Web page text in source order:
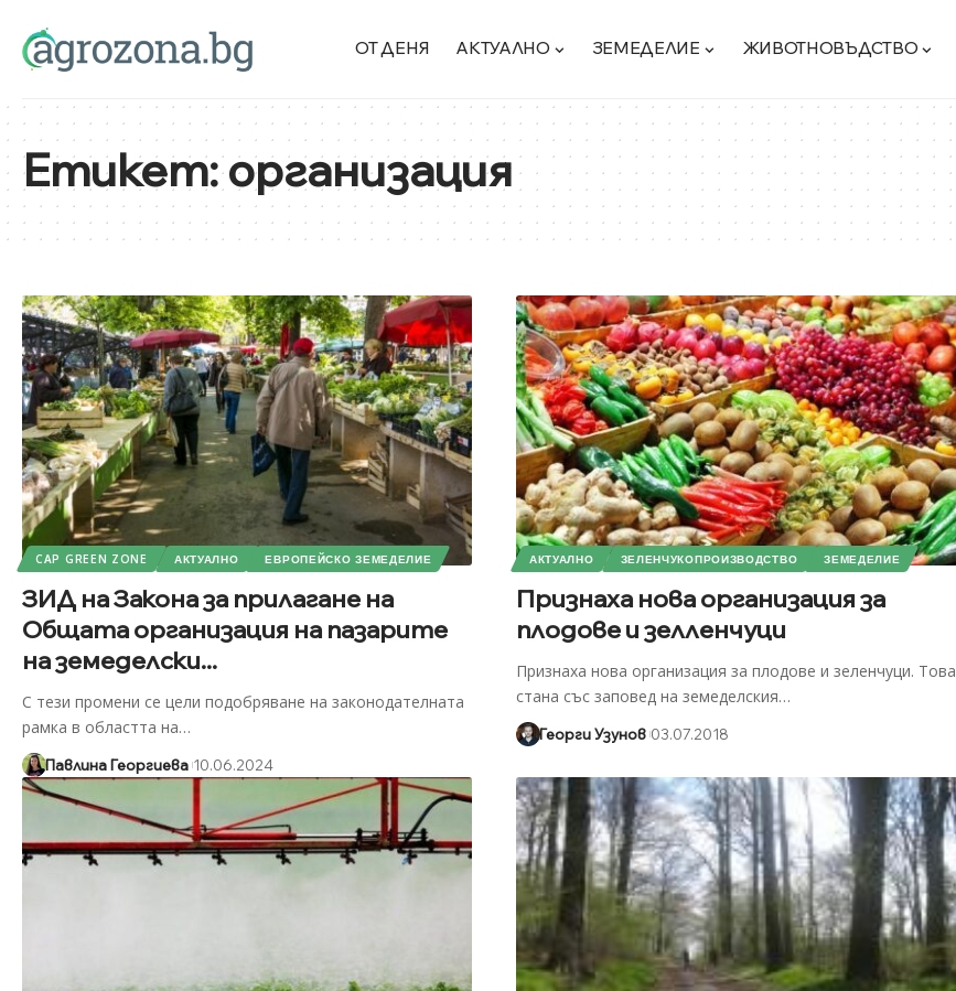
ОТ ДЕНЯ АКТУАЛНО ЗЕМЕДЕЛИЕ ЖИВОТНОВЪДСТВО
Етикет:организация
CAP GREEN ZONE АКТУАЛНО ЕВРОПЕЙСКО ЗЕМЕДЕЛИЕ
ЗИД на Закона за прилагане на
Общата организация на пазарите
на земеделски...
С тези промени се цели подобряване на законодателната
рамка в областта на…
Павлина Георгиева 10.06.2024
АКТУАЛНО ЗЕЛЕНЧУКОПРОИЗВОДСТВО ЗЕМЕДЕЛИЕ
Признаха нова организация за
плодове и зелленчуци
Признаха нова организация за плодове и зеленчуци. Това
стана със заповед на земеделския…
Георги Узунов 03.07.2018